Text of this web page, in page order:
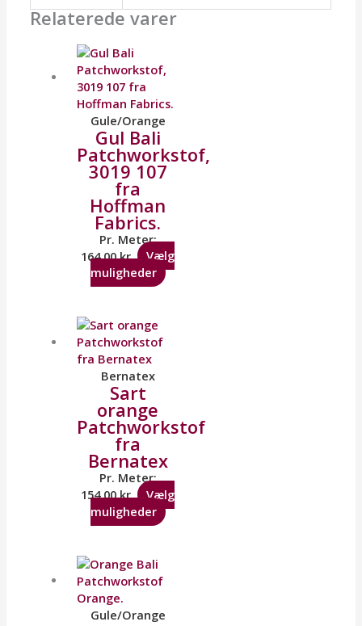
Relaterede varer
Gule/Orange
Gul Bali
Patchworkstof,
3019 107
fra
Hoffman
Fabrics.
Pr. Meter:
164,00kr.
Vælg
muligheder
Bernatex
Sart
orange
Patchworkstof
fra
Bernatex
Pr. Meter:
154,00kr.
Vælg
muligheder
Gule/Orange